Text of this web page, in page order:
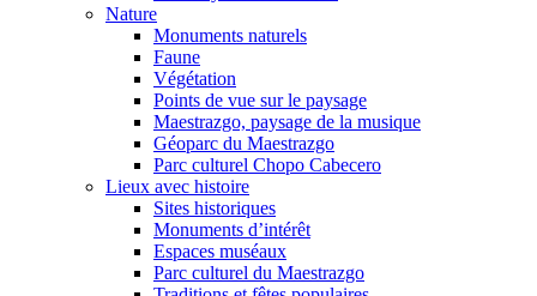
Nature
Monuments naturels
Faune
Végétation
Points de vue sur le paysage
Maestrazgo, paysage de la musique
Géoparc du Maestrazgo
Parc culturel Chopo Cabecero
Lieux avec histoire
Sites historiques
Monuments d’intérêt
Espaces muséaux
Parc culturel du Maestrazgo